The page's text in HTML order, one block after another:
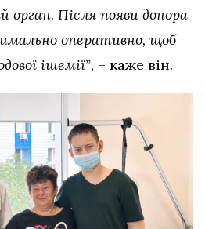
орган. Після появи донора
оперативно, щоб
ішемії”, – каже він.